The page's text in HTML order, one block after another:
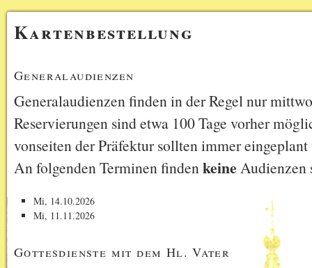
Kartenbestellung
Generalaudienzen
Generalaudienzen finden in der Regel nur
Reservierungen sind etwa 100 Tage vorher
vonseiten der Präfektur sollten immer eingeplant
An folgenden Terminen findenkeine Audienzen
Mi, 14.10.2026
Mi, 11.11.2026
Gottesdienste mit dem Hl. Vater